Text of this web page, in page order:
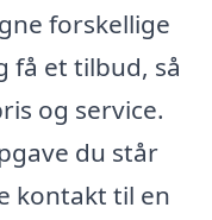
forskellige
få et tilbud, så
og service.
du står
kontakt til en